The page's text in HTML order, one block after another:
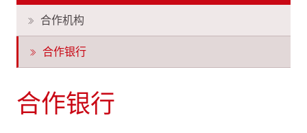
合作机构
合作银行
合作银行